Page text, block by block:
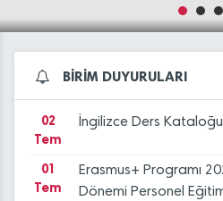
BİRİM DUYURULARI
16
APAIE 2026
03
İSTE’de Erasmus+
Uluslararası İş Birliği
Gerçekleştirildi
02
Tem
İngilizce Ders Kataloğu
01
Tem
Erasmus+ Programı
Dönemi Personel